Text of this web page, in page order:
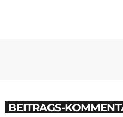
BEITRAGS-